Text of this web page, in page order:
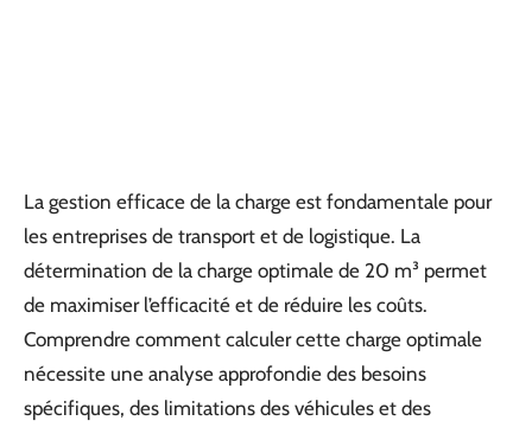
La gestion efficace de la charge est fondamentale pour
les entreprises de transport et de logistique. La
détermination de la charge optimale de 20 m³ permet
de maximiser l’efficacité et de réduire les coûts.
Comprendre comment calculer cette charge optimale
nécessite une analyse approfondie des besoins
spécifiques, des limitations des véhicules et des